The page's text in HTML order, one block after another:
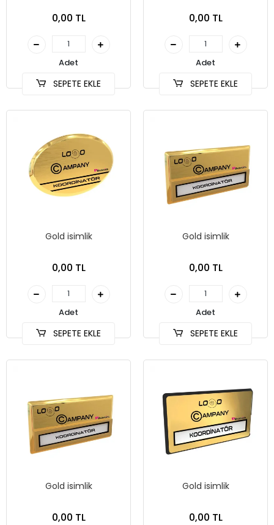
0,00 TL
Adet
SEPETE EKLE
0,00 TL
Adet
SEPETE EKLE
Gold isimlik
0,00 TL
Adet
SEPETE EKLE
Gold isimlik
0,00 TL
Adet
SEPETE EKLE
Gold isimlik
0,00 TL
Gold isimlik
0,00 TL